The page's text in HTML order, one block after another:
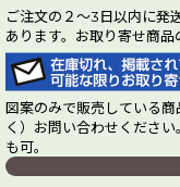
ご注文の２～3日以内に発
あります。お取り寄せ商品
図案のみで販売している
く）お問い合わせください
も可。